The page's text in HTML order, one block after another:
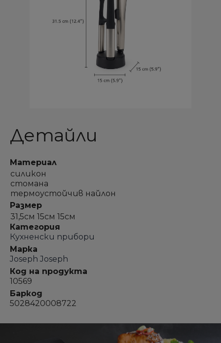
Детайли
Материал
силикон
стомана
термоустойчив найлон
Размер
31,5см 15см 15см
Категория
Кухненски прибори
Марка
Joseph Joseph
Код на продукта
10569
Баркод
5028420008722